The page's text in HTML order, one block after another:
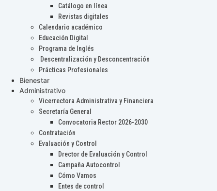
Catálogo en línea
Revistas digitales
Calendario académico
Educación Digital
Programa de Inglés
Descentralización y Desconcentración
Prácticas Profesionales
Bienestar
Administrativo
Vicerrectora Administrativa y Financiera
Secretaría General
Convocatoria Rector 2026-2030
Contratación
Evaluación y Control
Drector de Evaluación y Control
Campaña Autocontrol
Cómo Vamos
Entes de control